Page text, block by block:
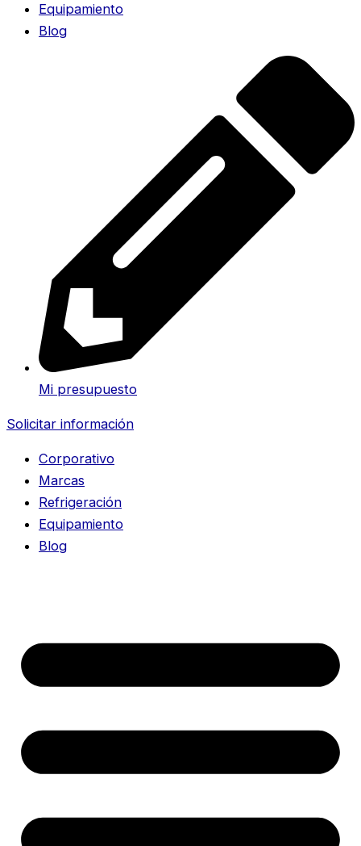
Equipamiento
Blog
Mi presupuesto
Solicitar información
Corporativo
Marcas
Refrigeración
Equipamiento
Blog